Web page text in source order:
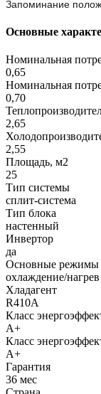
Запоминание
Основные
Номинальная
0,65
Номинальная
0,70
2,65
2,55
Площадь, м2
25
Тип системы
сплит-система
Тип блока
настенный
Инвертор
да
Основные режимы
охлаждение/нагрев
Хладагент
R410A
Класс
A+
Класс
A+
Гарантия
36 мес